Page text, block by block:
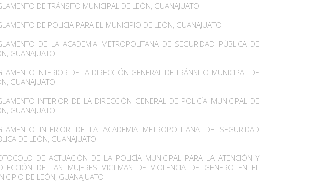
DE TRÁNSITO MUNICIPAL DE LEÓN, GUANAJUATO
DE POLICIA PARA EL MUNICIPIO DE LEÓN, GUANAJUATO
DE LA ACADEMIA METROPOLITANA DE SEGURIDAD PÚBLICA DE
GUANAJUATO
INTERIOR DE LA DIRECCIÓN GENERAL DE TRÁNSITO MUNICIPAL DE
GUANAJUATO
INTERIOR DE LA DIRECCIÓN GENERAL DE POLICÍA MUNICIPAL DE
GUANAJUATO
INTERIOR DE LA ACADEMIA METROPOLITANA DE SEGURIDAD
DE LEÓN, GUANAJUATO
DE ACTUACIÓN DE LA POLICÍA MUNICIPAL PARA LA ATENCIÓN Y
DE LAS MUJERES VICTIMAS DE VIOLENCIA DE GENERO EN EL
DE LEÓN, GUANAJUATO